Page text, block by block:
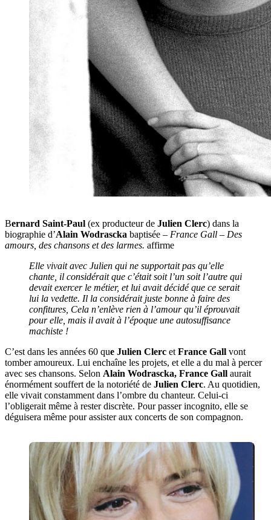
Elle vivait avec Julien qui ne supportait pas qu’elle
chante, il considérait que c’était soit l’un soit l’autre qui
devait exercer le métier, et lui avait décidé que ce serait
lui la vedette. Il la considérait juste bonne à faire des
confitures, Cela n’enlève rien à l’amour qu’il éprouvait
pour elle, mais il avait à l’époque une autosuffisance
machiste !
C’est dans les années 60 qu
e Julien ClercetFrance Gallvont
tomber amoureux. Lui enchaîne les projets, et elle a du mal à percer
avec ses chansons. SelonAlain Wodrascka, France Gallaurait
énormément souffert de la notoriété de Julien Clerc. Au quotidien,
elle vivait constamment dans l’ombre du chanteur. Celui-ci
l’obligerait même à rester discrète. Pour passer incognito, elle se
déguisera même pour assister aux concerts de son compagnon.